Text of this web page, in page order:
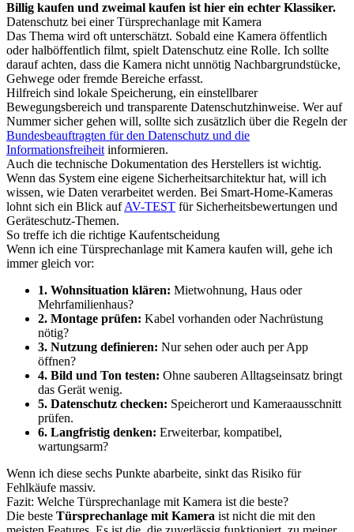
Billig kaufen und zweimal kaufen ist hier ein echter Klassiker.
Datenschutz bei einer Türsprechanlage mit Kamera
Das Thema wird oft unterschätzt. Sobald eine Kamera öffentlich
oder halböffentlich filmt, spielt Datenschutz eine Rolle. Ich sollte
darauf achten, dass die Kamera nicht unnötig Nachbargrundstücke,
Gehwege oder fremde Bereiche erfasst.
Hilfreich sind lokale Speicherung, ein einstellbarer
Bewegungsbereich und transparente Datenschutzhinweise. Wer auf
Nummer sicher gehen will, sollte sich zusätzlich über die Regeln der
Bundesbeauftragten für den Datenschutz und die
Informationsfreiheit informieren.
Auch die technische Dokumentation des Herstellers ist wichtig.
Wenn das System eine eigene Sicherheitsarchitektur hat, will ich
wissen, wie Daten verarbeitet werden. Bei Smart-Home-Kameras
lohnt sich ein Blick aufAV-TEST für Sicherheitsbewertungen und
Geräteschutz-Themen.
So treffe ich die richtige Kaufentscheidung
Wenn ich eine Türsprechanlage mit Kamera kaufen will, gehe ich
immer gleich vor:
1. Wohnsituation klären: Mietwohnung, Haus oder
Mehrfamilienhaus?
2. Montage prüfen: Kabel vorhanden oder Nachrüstung
nötig?
3. Nutzung definieren: Nur sehen oder auch per App
öffnen?
4. Bild und Ton testen: Ohne sauberen Alltagseinsatz bringt
das Gerät wenig.
5. Datenschutz checken: Speicherort und Kameraausschnitt
prüfen.
6. Langfristig denken: Erweiterbar, kompatibel,
wartungsarm?
Wenn ich diese sechs Punkte abarbeite, sinkt das Risiko für
Fehlkäufe massiv.
Fazit: Welche Türsprechanlage mit Kamera ist die beste?
Die beste Türsprechanlage mit Kamera ist nicht die mit den